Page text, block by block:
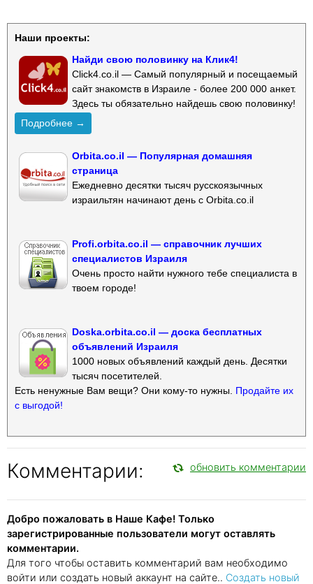
Наши проекты:
Найди свою половинку на Клик4!
Click4.co.il — Самый популярный и посещаемый
сайт знакомств в Израиле - более 200 000 анкет.
Здесь ты обязательно найдешь свою половинку!
Подробнее →
Orbita.co.il — Популярная домашняя
страница
Ежедневно десятки тысяч русскоязычных
израильтян начинают день с Orbita.co.il
Profi.orbita.co.il — справочник лучших
специалистов Израиля
Очень просто найти нужного тебе специалиста в
твоем городе!
Doska.orbita.co.il — доска бесплатных
объявлений Израиля
1000 новых объявлений каждый день. Десятки
тысяч посетителей.
Есть ненужные Вам вещи? Они кому-то нужны. Продайте их
с выгодой!
Комментарии: обновить комментарии
Добро пожаловать в Наше Кафе! Только
зарегистрированные пользователи могут оставлять
комментарии.
Для того чтобы оставить комментарий вам необходимо
войти или создать новый аккаунт на сайте.. Создать новый